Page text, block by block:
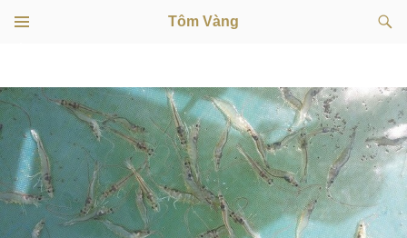
Tôm Vàng
kiếm
NỘI
DUNG